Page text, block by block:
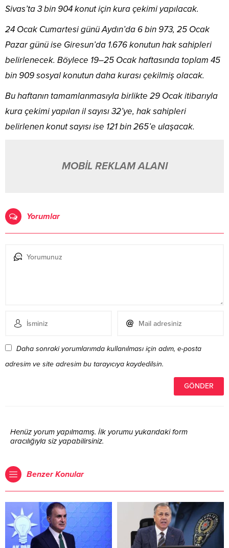
Sivas’ta 3 bin 904 konut için kura çekimi yapılacak.
24 Ocak Cumartesi günü Aydın’da 6 bin 973, 25 Ocak
Pazar günü ise Giresun’da 1.676 konutun hak sahipleri
belirlenecek. Böylece 19–25 Ocak haftasında toplam 45
bin 909 sosyal konutun daha kurası çekilmiş olacak.
Bu haftanın tamamlanmasıyla birlikte 29 Ocak itibarıyla
kura çekimi yapılan il sayısı 32’ye, hak sahipleri
belirlenen konut sayısı ise 121 bin 265’e ulaşacak.
MOBİL REKLAM ALANI
Yorumlar
Daha sonraki yorumlarımda kullanılması için adım, e-posta
adresim ve site adresim bu tarayıcıya kaydedilsin.
Henüz yorum yapılmamış. İlk yorumu yukarıdaki form
aracılığıyla siz yapabilirsiniz.
Benzer Konular